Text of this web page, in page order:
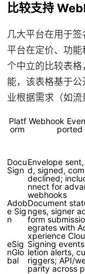
比较支持
几大平台在用于
平台在定价、功
个中立的比较表
能，该表格基于
业根据需求（如流
Platf
orm
Webhook
ported
Docu
Sign
Envelope
d, signed,
declined;
nnect for
webhooks
Adob
e Sig
n
Document
nges, signer
form
egrates with
xperience
eSig
nGlo
bal
Signing
letion alerts,
riggers; API/
parity across